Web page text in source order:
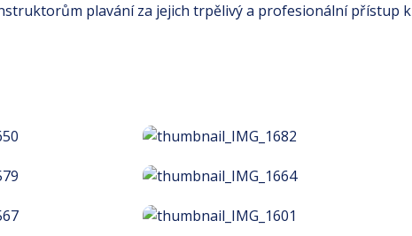
plavání za jejich trpělivý a profesionální přístup k